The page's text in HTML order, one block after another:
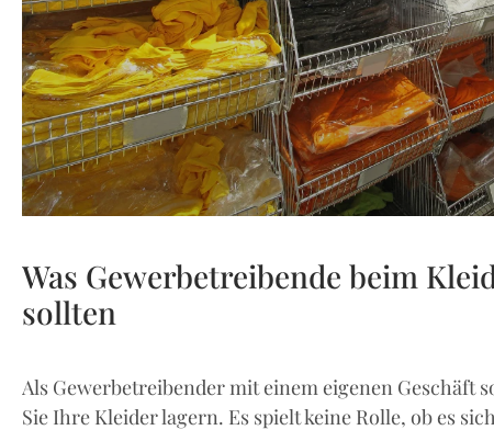
Was Gewerbetreibende beim
sollten
Als Gewerbetreibender mit einem eigenen Geschäft
Sie Ihre Kleider lagern. Es spielt keine Rolle, ob es